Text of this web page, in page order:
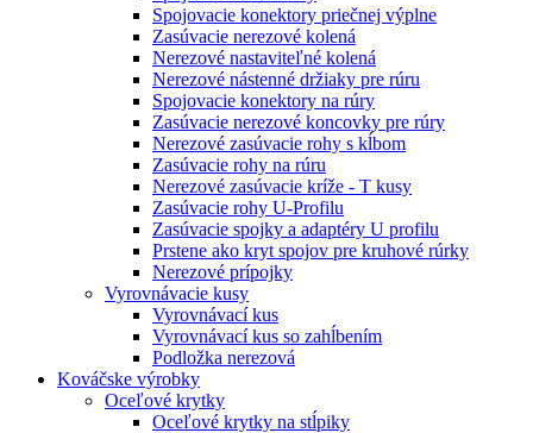
Spojovacie konektory priečnej výplne
Zasúvacie nerezové kolená
Nerezové nastaviteľné kolená
Nerezové nástenné držiaky pre rúru
Spojovacie konektory na rúry
Zasúvacie nerezové koncovky pre rúry
Nerezové zasúvacie rohy s kĺbom
Zasúvacie rohy na rúru
Nerezové zasúvacie kríže - T kusy
Zasúvacie rohy U-Profilu
Zasúvacie spojky a adaptéry U profilu
Prstene ako kryt spojov pre kruhové rúrky
Nerezové prípojky
Vyrovnávacie kusy
Vyrovnávací kus
Vyrovnávací kus so zahĺbením
Podložka nerezová
Kováčske výrobky
Oceľové krytky
Oceľové krytky na stĺpiky